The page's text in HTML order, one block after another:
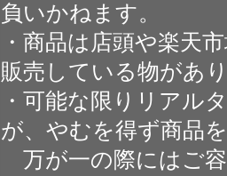
負いかねます。
・商品は店頭や楽天
販売している物があ
・可能な限りリアル
が、やむを得ず商品
万が一の際にはご